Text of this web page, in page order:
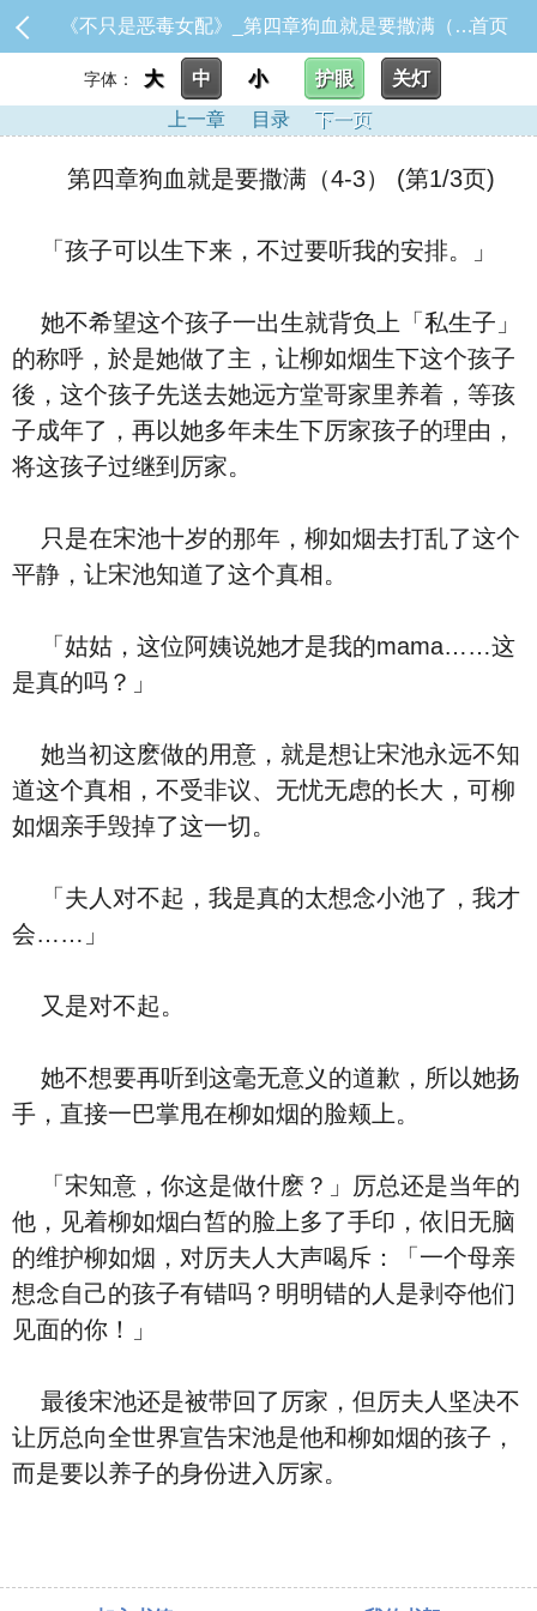
《不只是恶毒女配》_第四章狗血就是要撒满（4-3）首页
字体： 大 中 小 护眼
关灯
上一章
目录 下一页
第四章狗血就是要撒满（4-3） (第1/3页)
「孩子可以生下来，不过要听我的安排。」
她不希望这个孩子一出生就背负上「私生子」
的称呼，於是她做了主，让柳如烟生下这个孩子
後，这个孩子先送去她远方堂哥家里养着，等孩
子成年了，再以她多年未生下厉家孩子的理由，
将这孩子过继到厉家。
只是在宋池十岁的那年，柳如烟去打乱了这个
平静，让宋池知道了这个真相。
「姑姑，这位阿姨说她才是我的mama……这
是真的吗？」
她当初这麽做的用意，就是想让宋池永远不知
道这个真相，不受非议、无忧无虑的长大，可柳
如烟亲手毁掉了这一切。
「夫人对不起，我是真的太想念小池了，我才
会……」
又是对不起。
她不想要再听到这毫无意义的道歉，所以她扬
手，直接一巴掌甩在柳如烟的脸颊上。
「宋知意，你这是做什麽？」厉总还是当年的
他，见着柳如烟白皙的脸上多了手印，依旧无脑
的维护柳如烟，对厉夫人大声喝斥：「一个母亲
想念自己的孩子有错吗？明明错的人是剥夺他们
见面的你！」
最後宋池还是被带回了厉家，但厉夫人坚决不
让厉总向全世界宣告宋池是他和柳如烟的孩子，
而是要以养子的身份进入厉家。